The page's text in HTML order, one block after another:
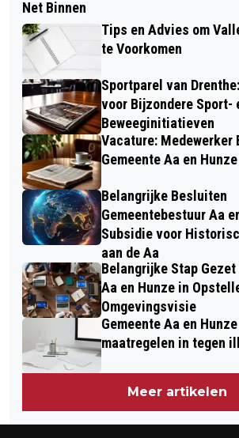
Net Binnen
Tips en Advies om
te Voorkomen
Sportparel van
voor Bijzondere Sport-
Beweeginitiatieven
Vacature: Medewerker
Gemeente Aa en Hunze
Belangrijke Besluiten
Gemeentebestuur Aa
Subsidie voor
aan de Aa
Belangrijke Stap
Aa en Hunze in
Omgevingsvisie
Gemeente Aa en
maatregelen in tegen
Meer artikelen